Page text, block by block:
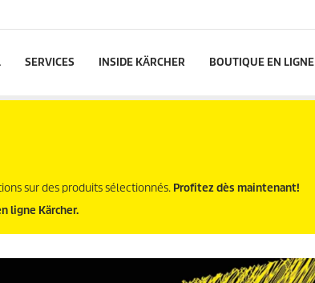
SERVICES INSIDE KÄRCHER BOUTIQUE EN LIGNE
sur des produits sélectionnés. Profitez dès maintenant!
ligne Kärcher.